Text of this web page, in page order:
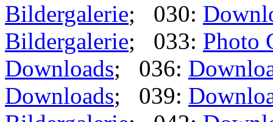
Bildergalerie; 030:
Bildergalerie; 033: Photo
Downloads; 036:
Downloads; 039: